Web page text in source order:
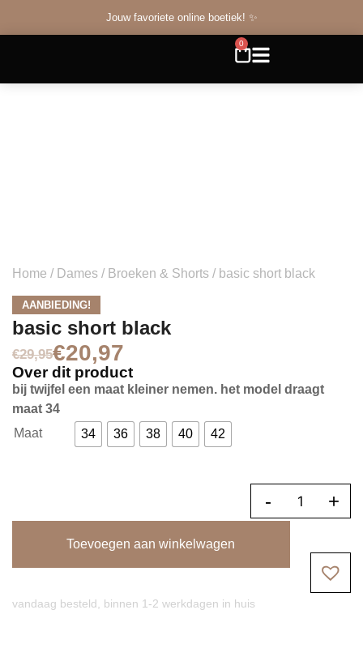
Jouw favoriete online boetiek! ✨
0
Home / Dames / Broeken & Shorts / basic short black
AANBIEDING!
basic short black
€29,95€20,97
Over dit product
bij twijfel een maat kleiner nemen. het model draagt
maat 34
Maat
34 36 38 40 42
- +
Toevoegen aan winkelwagen
vandaag besteld, binnen 1-2 werkdagen in huis